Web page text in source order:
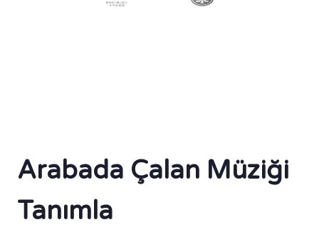
Arabada Çalan Müziği
Tanımla